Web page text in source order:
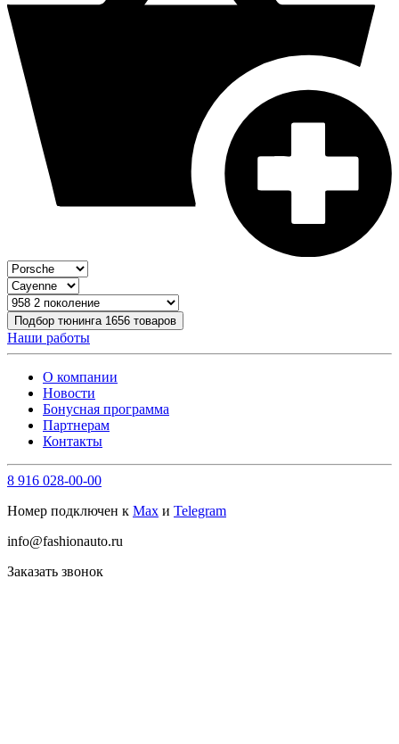
Подбор тюнинга 1656 товаров
Наши работы
О компании
Новости
Бонусная программа
Партнерам
Контакты
8 916 028-00-00
Номер подключен к Max и Telegram
info@fashionauto.ru
Заказать звонок